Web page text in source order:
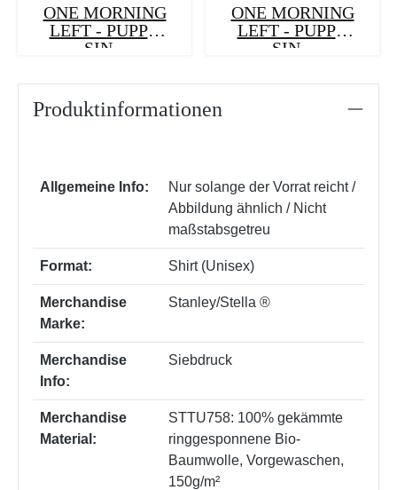
ONE MORNING
LEFT - PUPPY
SIN...
ONE MORNING
LEFT - PUPPY
SIN...
Produktinformationen
Allgemeine Info:
Nur solange der Vorrat reicht /
Abbildung ähnlich / Nicht
maßstabsgetreu
Format: Shirt (Unisex)
Merchandise
Marke:
Stanley/Stella ®
Merchandise
Info:
Siebdruck
Merchandise
Material:
STTU758: 100% gekämmte
ringgesponnene Bio-
Baumwolle, Vorgewaschen,
150g/m²